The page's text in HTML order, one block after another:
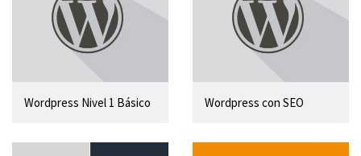
Wordpress Nivel 1 Básico Wordpress con SEO